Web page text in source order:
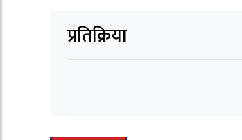
प्रतिक्रिया